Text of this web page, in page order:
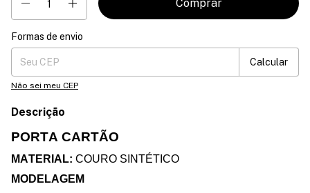
Entregas para o CEP:
Formas de envio
Calcular
Não sei meu CEP
Descrição
PORTA CARTÃO
MATERIAL: COURO SINTÉTICO
MODELAGEM